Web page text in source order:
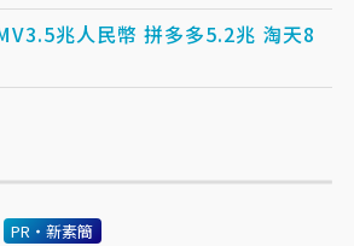
兆人民幣 拼多多5.2兆 淘天8
PR・新素簡